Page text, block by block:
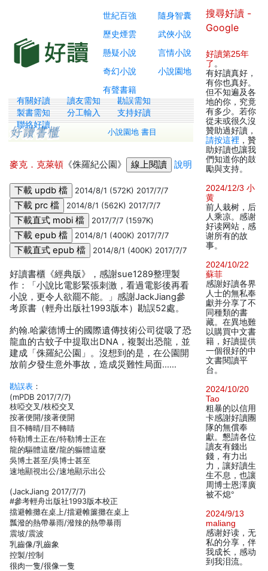
世紀百強
隨身智囊
歷史煙雲
武俠小說
懸疑小說
言情小說
奇幻小說
小說園地
有聲書籍
有關好讀 讀友需知
勘誤需知
製書需知
分工輸入
支持好讀
聯絡好讀
小說園地 書目
麥克．克萊頓 《侏羅紀公園》 說明
2014/8/1 (572K) 2017/7/7
2014/8/1 (562K) 2017/7/7
2017/7/7 (1597K)
2014/8/1 (400K) 2017/7/7
2014/8/1 (400K) 2017/7/7
好讀書櫃《經典版》，感謝sue1289整理製
作：「小說比電影緊張刺激，看過電影後再看
小說，更令人欲罷不能。」感謝JackJiang參
考原書（輕舟出版社1993版本）勘誤52處。
約翰.哈蒙德博士的國際遺傳技術公司從吸了恐
龍血的古蚊子中提取出DNA，複製出恐龍，並
建成「侏羅紀公園」。沒想到的是，在公園開
放前夕發生意外事故，造成災難性局面……
勘誤表 ：
(mPDB 2017/7/7)
枝啞交叉/枝椏交叉
按著便開/接著便開
目不轉晴/目不轉睛
特勒博土正在/特勒博士正在
龍的驅體這麼/龍的軀體這麼
吳博土甚至/吳博士甚至
速地顯視出公/速地顯示出公
(JackJiang 2017/7/7)
#參考輕舟出版社1993版本校正
擋避帷攤在桌上/擋避帷簾攤在桌上
瓢潑的熱帶暴雨/潑辣的熱帶暴雨
震坡/震波
乳齒像/乳齒象
控製/控制
很肉一隻/很像一隻
搜尋好讀 -
Google
好讀第25年
了 。
有好讀真好，
有你也真好。
但不知遍及各
地的你，究竟
有多少。若你
從未或很久沒
贊助過好讀，
請按這裡 ，贊
助好讀也讓我
們知道你的鼓
勵與支持。
2024/12/3 小
黄
前人栽树，后
人乘凉。感谢
好读网站，感
谢所有的故
事。
2024/10/22
蘇菲
感謝好讀各界
人士的無私奉
獻并分享了不
同種類的書
藏。在異地難
以購買中文書
籍，好讀提供
一個很好的中
文書閱讀平
台。
2024/10/20
Tao
粗暴的以信用
卡感謝好讀團
隊的無償奉
獻。懇請各位
讀友有錢出
錢，有力出
力，讓好讀生
生不息，也讓
周博士恩澤廣
被不熄°
2024/9/13
maliang
感谢好读，无
私的分享，伴
我成长，感动
到我泪流。